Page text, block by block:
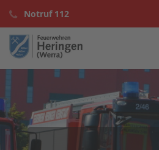
Notruf 112